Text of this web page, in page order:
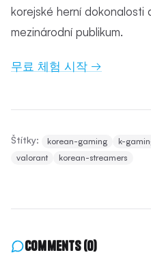
korejské herní dokonalosti
mezinárodní publikum.
무료 체험 시작 →
Štítky: korean-gaming k-
valorant
korean-streamers
Comments(0)